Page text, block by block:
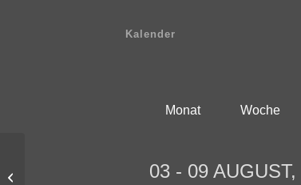
Kalender
Monat Woche
03 - 09